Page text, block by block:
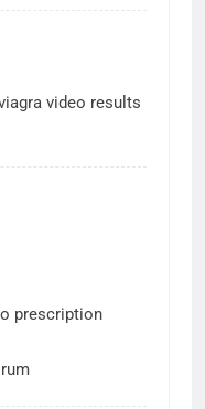
video results
prescription